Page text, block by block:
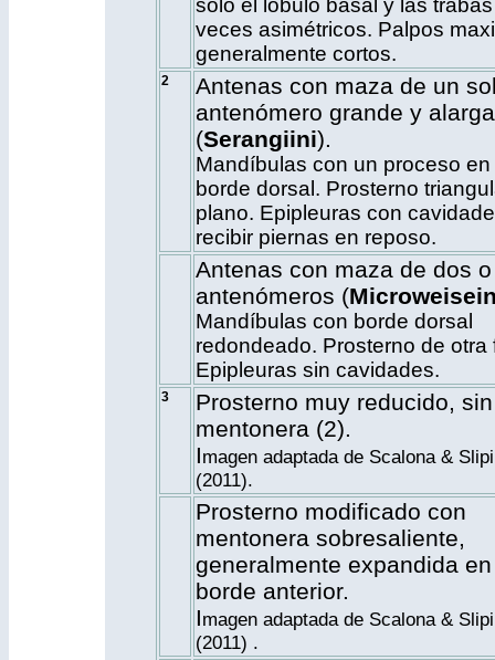
solo el lóbulo basal y las
veces asimétricos. Palpos
generalmente cortos.
2
Antenas con maza de un
antenómero grande y
(Serangiini).
Mandíbulas con un proceso en
borde dorsal. Prosterno
plano. Epipleuras con
recibir piernas en reposo.
Antenas con maza de dos
antenómeros (
Mandíbulas con borde dorsal
redondeado. Prosterno de otra
Epipleuras sin cavidades.
3
Prosterno muy reducido, sin
mentonera (2).
Imagen adaptada de Scalona &
(2011).
Prosterno modificado con
mentonera sobresaliente,
generalmente expandida
borde anterior.
Imagen adaptada de Scalona &
(2011) .